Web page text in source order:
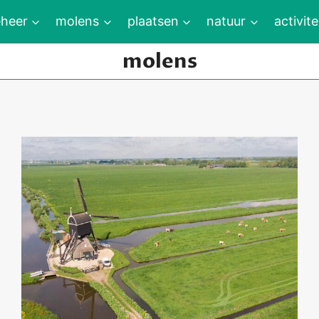
molens plaatsen natuur
molens